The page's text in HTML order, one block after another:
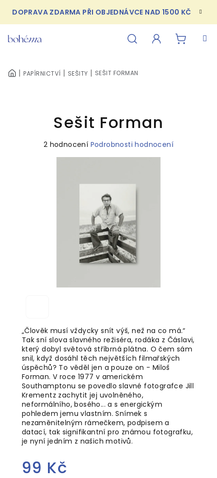
obsah
DOPRAVA ZDARMA PŘI OBJEDNÁVCE NAD 1500 KČ
DOMŮPAPÍRNICTVÍ SEŠITY SEŠIT FORMAN
„Člověk musí vždycky snít výš, než na co má.“
Tak sní slova slavného režiséra, rodáka z Čáslavi,
který dobyl světová stříbrná plátna. O čem sám
snil, když dosáhl těch největších filmařských
úspěchů? To věděl jen a pouze on - Miloš
Forman. V roce 1977 v americkém
Southamptonu se povedlo slavné fotografce Jill
Krementz zachytit jej uvolněného,
neformálního, bosého... a s energickým
pohledem jemu vlastním. Snímek s
nezaměnitelným rámečkem, podpisem a
datací, tak signifikantní pro známou fotografku,
je nyní jedním z našich motivů.
99 Kč
Sešit Forman
Průměrné
2 hodnocení Podrobnosti hodnocení